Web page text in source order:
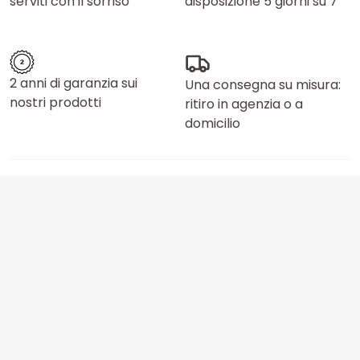
2 anni di garanzia sui
nostri prodotti
Una consegna su misura:
ritiro in agenzia o a
domicilio